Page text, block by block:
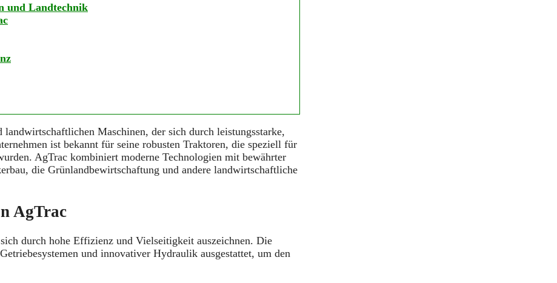
und Landtechnik
Maschinen, der sich durch leistungsstarke,
ist bekannt für seine robusten Traktoren, die speziell für
AgTrac kombiniert moderne Technologien mit bewährter
die Grünlandbewirtschaftung und andere landwirtschaftliche
AgTrac
durch hohe Effizienz und Vielseitigkeit auszeichnen. Die
und innovativer Hydraulik ausgestattet, um den